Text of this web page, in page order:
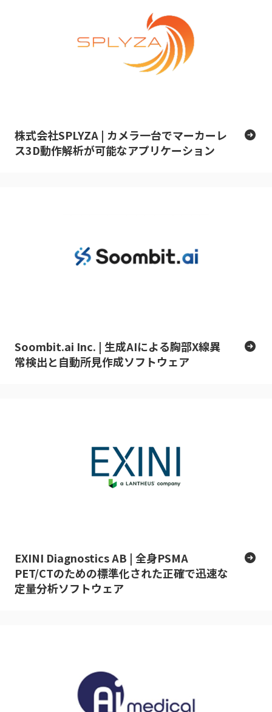
株式会社SPLYZA | カメラ一台でマーカーレ
ス3D動作解析が可能なアプリケーション
Soombit.ai Inc. | 生成AIによる胸部X線異
常検出と自動所見作成ソフトウェア
EXINI Diagnostics AB | 全身PSMA
PET/CTのための標準化された正確で迅速な
定量分析ソフトウェア